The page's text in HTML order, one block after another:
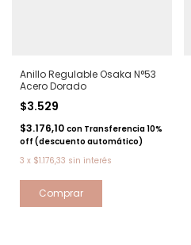
Anillo Regulable Osaka N°53
Acero Dorado
$3.529
$3.176,10 con Transferencia 10%
off (descuento automático)
3 x $1.176,33 sin interés